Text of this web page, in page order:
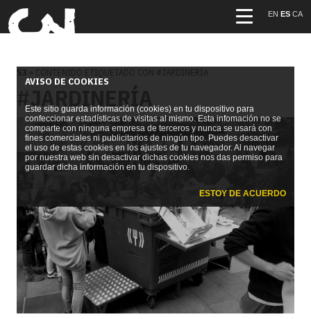
EN ES CA
S3 » CONTENIDO ETIQUETADO CON #JARDINERÍA
#JARDINERÍA
AVISO DE COOKIES
Este sitio guarda información (cookies) en tu dispositivo para
confeccionar estadísticas de visitas al mismo. Esta infomación no se
comparte con ninguna empresa de terceros y nunca se usará con
fines comerciales ni publicitarios de ningún tipo. Puedes desactivar
el uso de estas cookies en los ajustes de tu navegador. Al navegar
por nuestra web sin desactivar dichas cookies nos das permiso para
guardar dicha información en tu dispositivo.
ESTOY DE ACUERDO